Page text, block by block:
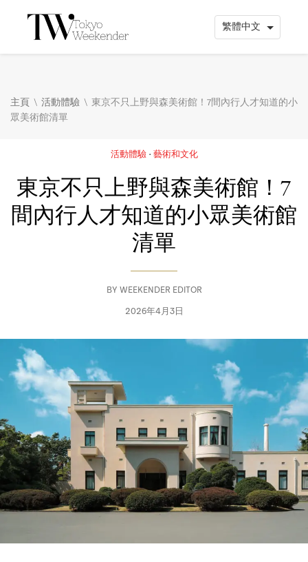
主頁 \ 活動體驗 \ 東京不只上野與森美術館！7間內行人才知道的小
眾美術館清單
活動體驗 藝術和文化
東京不只上野與森美術館！7
間內行人才知道的小眾美術館
清單
BY WEEKENDER EDITOR
2026年4月3日